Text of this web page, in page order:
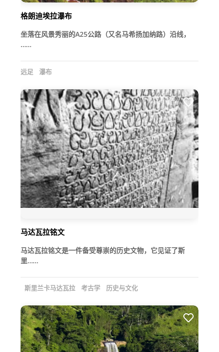
格朗迪埃拉瀑布
坐落在风景秀丽的A25公路（又名马希扬加纳路）沿线，
……
远足 瀑布
马达瓦拉铭文
马达瓦拉铭文是一件备受尊崇的历史文物，它见证了斯
里……
斯里兰卡马达瓦拉 考古学 历史与文化